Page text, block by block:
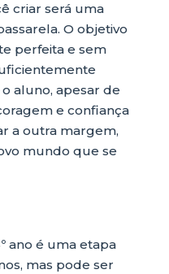
criar será uma
O objetivo
perfeita e sem
aluno, apesar de
e confiança
a outra margem,
mundo que se
ano é uma etapa
mas pode ser